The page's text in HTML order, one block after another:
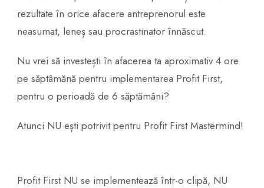
rezultate în orice afacere antreprenorul este
neasumat, leneș sau procrastinator înnăscut.
Nu vrei să investești în afacerea ta aproximativ 4 ore
pe săptâmănă pentru implementarea Profit First,
pentru o perioadă de 6 săptămâni?
Atunci NU ești potrivit pentru Profit First Mastermind!
Profit First NU se implementează într-o clipă, NU